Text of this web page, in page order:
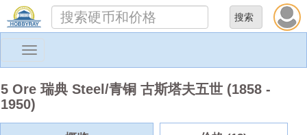
Toggle
5 Ore 瑞典 Steel/青铜 古斯塔夫五世 (1858 -
1950)